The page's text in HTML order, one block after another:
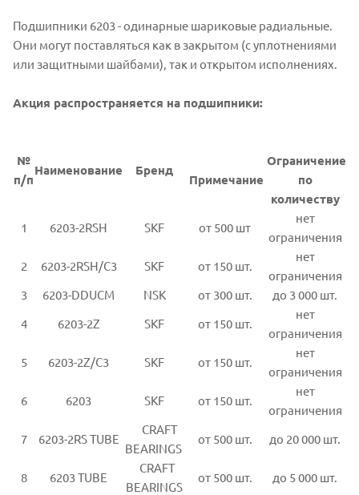
Подшипники 6203 - одинарные шариковые радиальные.
Они могут поставляться как в закрытом (с уплотнениями
или защитными шайбами), так и открытом исполнениях.
Акция распространяется на подшипники:
№
п/п
Наименование Бренд
Примечание
Ограничение
по
количеству
1 6203-2RSH SKF от 500 шт
нет
ограничения
2
6203-2RSH/C3 SKF от 150 шт.
нет
ограничения
3
6203-DDUCM NSK от 300 шт.
до 3 000 шт.
4
6203-2Z SKF от 150 шт.
нет
ограничения
5
6203-2Z/C3 SKF от 150 шт.
нет
ограничения
6
6203 SKF от 150 шт.
нет
ограничения
7
6203-2RS TUBE
CRAFT
BEARINGS
от 500 шт. до 20 000 шт.
8 6203 TUBE
CRAFT
BEARINGS
от 500 шт. до 5 000 шт.